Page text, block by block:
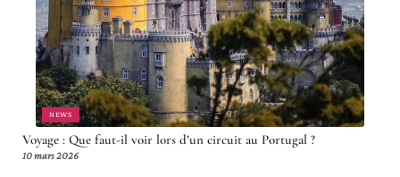
NEWS
Voyage : Que faut-il voir lors d’un circuit au Portugal ?
10 mars 2026